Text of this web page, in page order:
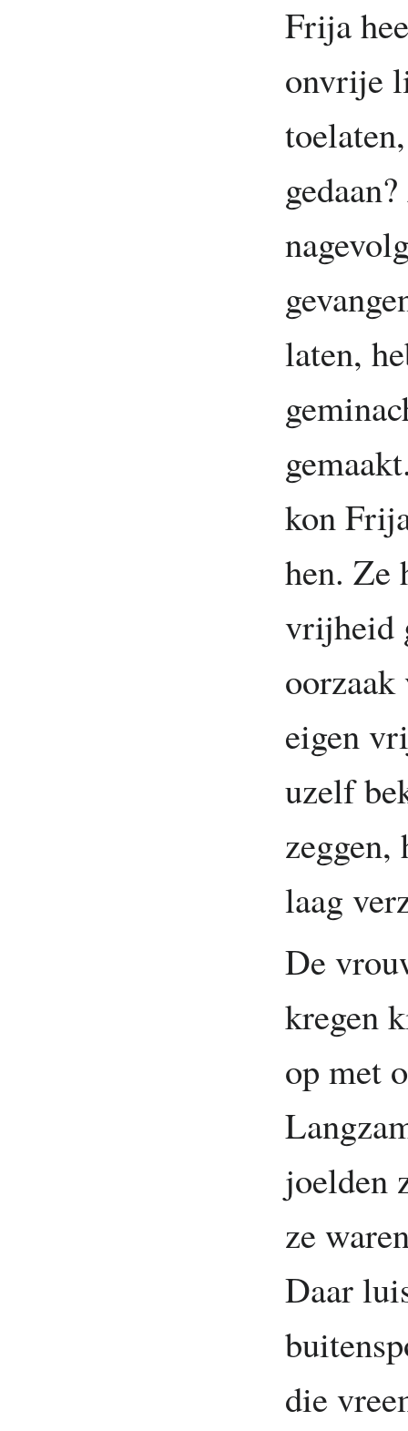
Frija
onvrije
laten,
kon
hen. Ze
vrijheid
eigen
uzelf
zeggen,
laag
De
kregen
op met
joelden
ze
Daar
die